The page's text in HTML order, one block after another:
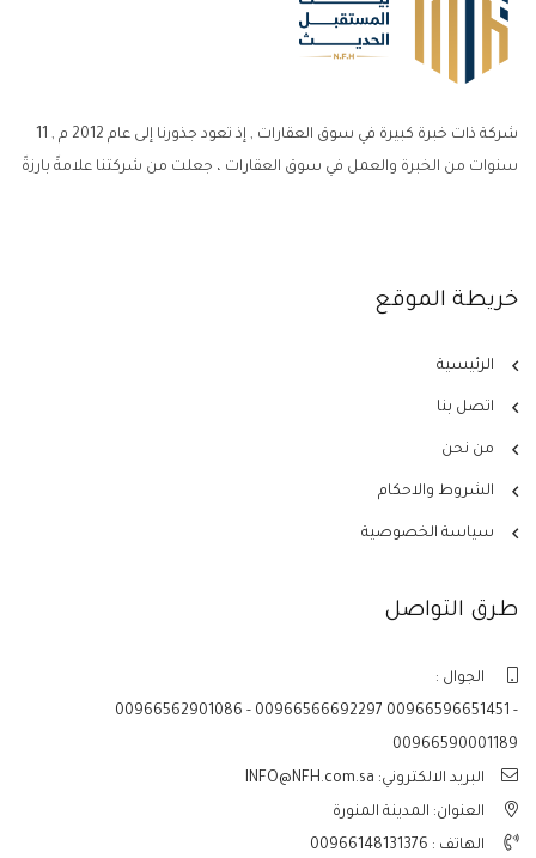
شركة ذات خبرة كبيرة في سوق العقارات , إذ تعود جذورنا إلى عام 2012 م , 11
سنوات من الخبرة والعمل في سوق العقارات ، جعلت من شركتنا علامةً بارزةً
خريطة الموقع
الرئيسية
اتصل بنا
من نحن
الشروط والاحكام
سياسة الخصوصية
طرق التواصل
الجوال :
00966562901086 - 00966566692297 00966596651451 -
00966590001189
البريد الالكتروني: INFO@NFH.com.sa
العنوان: المدينة المنورة
الهاتف : 00966148131376